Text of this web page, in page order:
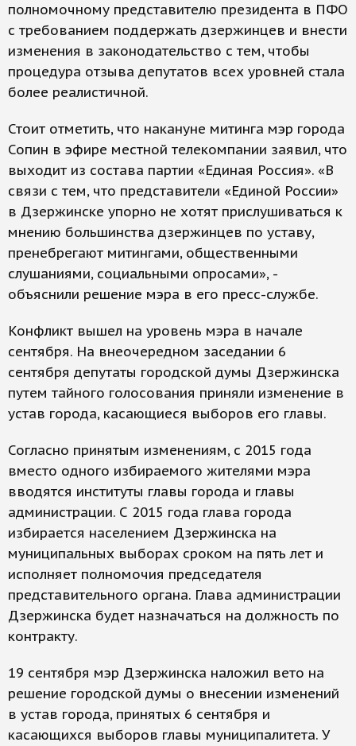
полномочному представителю президента в ПФО
с требованием поддержать дзержинцев и внести
изменения в законодательство с тем, чтобы
процедура отзыва депутатов всех уровней стала
более реалистичной.
Стоит отметить, что накануне митинга мэр города
Сопин в эфире местной телекомпании заявил, что
выходит из состава партии «Единая Россия». «В
связи с тем, что представители «Единой России»
в Дзержинске упорно не хотят прислушиваться к
мнению большинства дзержинцев по уставу,
пренебрегают митингами, общественными
слушаниями, социальными опросами», -
объяснили решение мэра в его пресс-службе.
Конфликт вышел на уровень мэра в начале
сентября. На внеочередном заседании 6
сентября депутаты городской думы Дзержинска
путем тайного голосования приняли изменение в
устав города, касающиеся выборов его главы.
Согласно принятым изменениям, с 2015 года
вместо одного избираемого жителями мэра
вводятся институты главы города и главы
администрации. С 2015 года глава города
избирается населением Дзержинска на
муниципальных выборах сроком на пять лет и
исполняет полномочия председателя
представительного органа. Глава администрации
Дзержинска будет назначаться на должность по
контракту.
19 сентября мэр Дзержинска наложил вето на
решение городской думы о внесении изменений
в устав города, принятых 6 сентября и
касающихся выборов главы муниципалитета. У